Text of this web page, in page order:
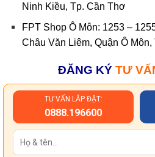
Ninh Kiều, Tp. Cần Thơ
FPT Shop Ô Môn: 1253 –
Châu Văn Liêm, Quận Ô
ĐĂNG KÝ TƯ
TƯ VẤN LẮP ĐẶT:
0888.196600